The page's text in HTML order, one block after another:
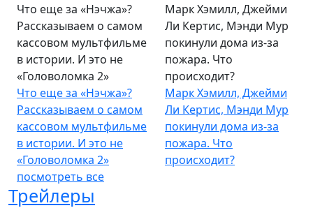
Что еще за «Нэчжа»?
Рассказываем о самом
кассовом мультфильме
в истории. И это не
«Головоломка 2»
Что еще за «Нэчжа»?
Рассказываем о самом
кассовом мультфильме
в истории. И это не
«Головоломка 2»
Марк Хэмилл, Джейми
Ли Кертис, Мэнди Мур
покинули дома из-за
пожара. Что
происходит?
Марк Хэмилл, Джейми
Ли Кертис, Мэнди Мур
покинули дома из-за
пожара. Что
происходит?
посмотреть все
Трейлеры